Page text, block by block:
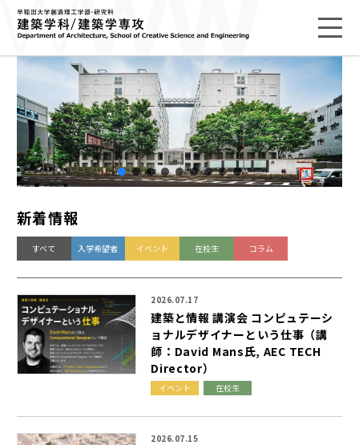
新着情報
すべて 入学希望者 イベント 在校生 コラム
2026.07.17
建築と情報 講演会 コ ン ピュ テーシ
ョ ナルデザイナー と いう仕事 （講
師 ： David Mans氏, AEC TECH
Director）
イベント 在校生
2026.07.15